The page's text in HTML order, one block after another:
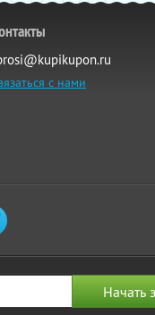
с нами